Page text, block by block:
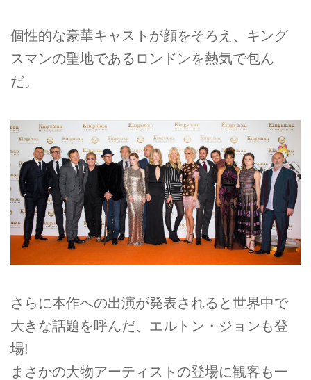
個性的な豪華キャストが顔をそろえ、キング
スマンの聖地であるロンドンを熱気で包ん
だ。
さらに本作への出演が発表されると世界中で
大きな話題を呼んだ、エルトン・ジョンも登
場!
まさかの大物アーティストの登場に観客も一